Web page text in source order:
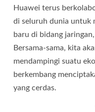
Huawei terus
di seluruh dunia untuk
baru di bidang
Bersama-sama, kita
mendampingi suatu
berkembang
yang cerdas.